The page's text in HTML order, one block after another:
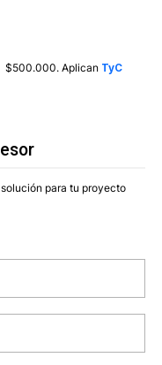
$500.000. Aplican TyC
para tu proyecto